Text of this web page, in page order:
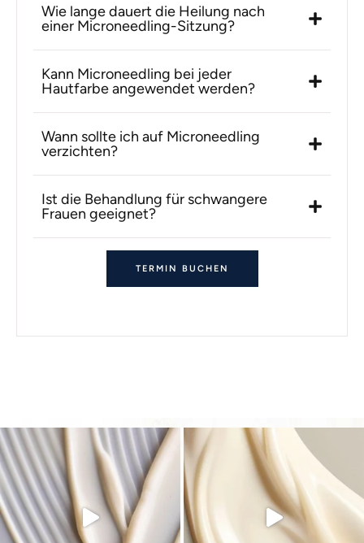
Wie lange dauert die Heilung nach
einer Microneedling-Sitzung?
Kann Microneedling bei jeder
Hautfarbe angewendet werden?
Wann sollte ich auf Microneedling
verzichten?
Ist die Behandlung für schwangere
Frauen geeignet?
TERMIN BUCHEN